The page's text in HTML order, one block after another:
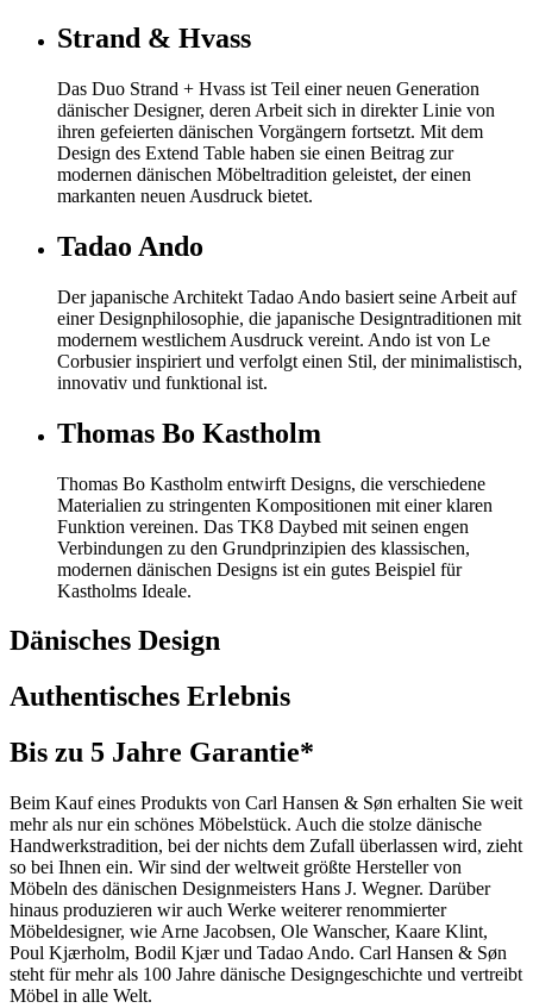
Strand & Hvass
Das Duo Strand + Hvass ist Teil einer neuen Generation
dänischer Designer, deren Arbeit sich in direkter Linie von
ihren gefeierten dänischen Vorgängern fortsetzt. Mit dem
Design des Extend Table haben sie einen Beitrag zur
modernen dänischen Möbeltradition geleistet, der einen
markanten neuen Ausdruck bietet.
Tadao Ando
Der japanische Architekt Tadao Ando basiert seine Arbeit auf
einer Designphilosophie, die japanische Designtraditionen mit
modernem westlichem Ausdruck vereint. Ando ist von Le
Corbusier inspiriert und verfolgt einen Stil, der minimalistisch,
innovativ und funktional ist.
Thomas Bo Kastholm
Thomas Bo Kastholm entwirft Designs, die verschiedene
Materialien zu stringenten Kompositionen mit einer klaren
Funktion vereinen. Das TK8 Daybed mit seinen engen
Verbindungen zu den Grundprinzipien des klassischen,
modernen dänischen Designs ist ein gutes Beispiel für
Kastholms Ideale.
Dänisches Design
Authentisches Erlebnis
Bis zu 5 Jahre Garantie*
Beim Kauf eines Produkts von Carl Hansen & Søn erhalten Sie weit
mehr als nur ein schönes Möbelstück. Auch die stolze dänische
Handwerkstradition, bei der nichts dem Zufall überlassen wird, zieht
so bei Ihnen ein. Wir sind der weltweit größte Hersteller von
Möbeln des dänischen Designmeisters Hans J. Wegner. Darüber
hinaus produzieren wir auch Werke weiterer renommierter
Möbeldesigner, wie Arne Jacobsen, Ole Wanscher, Kaare Klint,
Poul Kjærholm, Bodil Kjær und Tadao Ando. Carl Hansen & Søn
steht für mehr als 100 Jahre dänische Designgeschichte und vertreibt
Möbel in alle Welt.